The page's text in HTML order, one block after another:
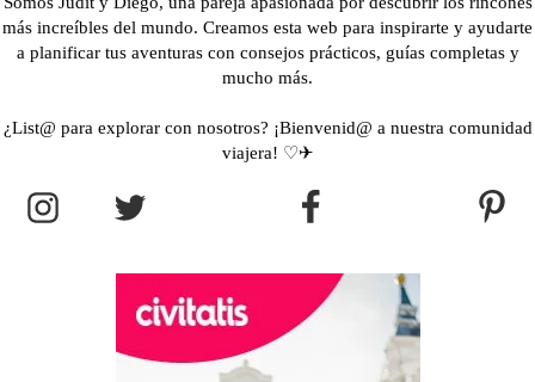
más increíbles del mundo. Creamos esta web para inspirarte y ayudarte
a planificar tus aventuras con consejos prácticos, guías completas y
mucho más.
¿List@ para explorar con nosotros? ¡Bienvenid@ a nuestra comunidad
viajera! ♡✈︎